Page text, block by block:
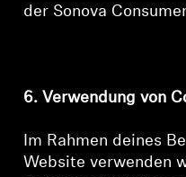
der Sonova
6. Verwendung von
Im Rahmen deines
Website verwenden